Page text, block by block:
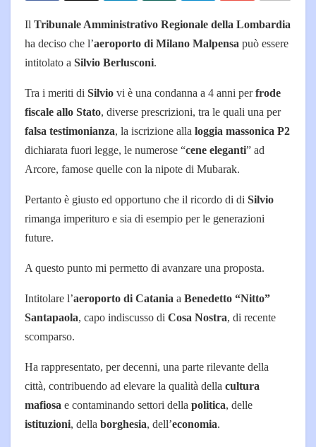
Il Tribunale Amministrativo Regionale della Lombardia
ha deciso che l’aeroporto di Milano Malpensa può essere
intitolato a Silvio Berlusconi.
Tra i meriti di Silvio vi è una condanna a 4 anni perfrode
fiscale allo Stato, diverse prescrizioni, tra le quali una per
falsa testimonianza, la iscrizione alla loggia massonica P2
dichiarata fuori legge, le numerose “cene eleganti” ad
Arcore, famose quelle con la nipote di Mubarak.
Pertanto è giusto ed opportuno che il ricordo di di Silvio
rimanga imperituro e sia di esempio per le generazioni
future.
A questo punto mi permetto di avanzare una proposta.
Intitolare l’aeroporto di Catania a Benedetto “Nitto”
Santapaola, capo indiscusso di Cosa Nostra, di recente
scomparso.
Ha rappresentato, per decenni, una parte rilevante della
città, contribuendo ad elevare la qualità della cultura
mafiosa e contaminando settori della politica, delle
istituzioni, della borghesia, dell’economia.